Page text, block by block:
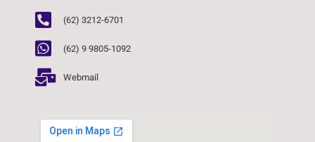
(62) 3212-6701
(62) 9 9805-1092
Webmail